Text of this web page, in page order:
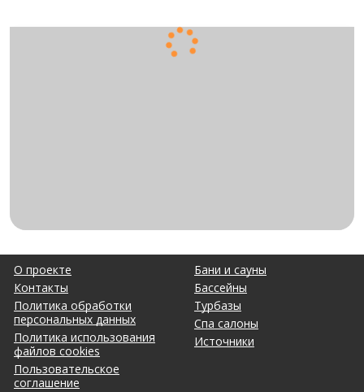
О проекте
Контакты
Политика обработки
персональных данных
Политика использования
файлов cookies
Пользовательское
соглашение
Бани и сауны
Бассейны
Турбазы
Спа салоны
Источники